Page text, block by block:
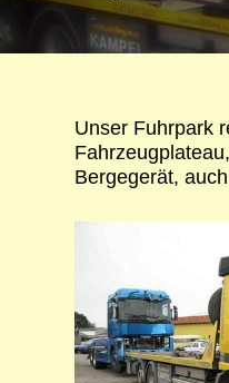
Unser Fuhrpark
Bergegerät,